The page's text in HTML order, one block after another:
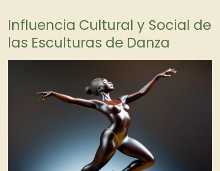
Influencia Cultural y Social de
las Esculturas de Danza